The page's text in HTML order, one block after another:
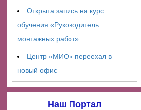
Открыта запись на курс
обучения «Руководитель
монтажных работ»
Центр «МИО» переехал в
новый офис
Наш Портал